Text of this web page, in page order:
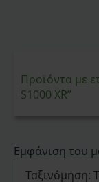
Προϊόντα με
S1000 XR”
Εμφάνιση του